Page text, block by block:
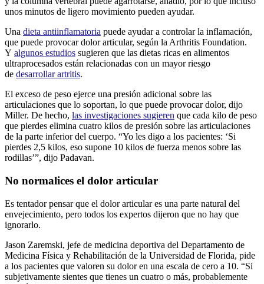
unos minutos de ligero movimiento pueden ayudar.
Una dieta antiinflamatoria puede ayudar a controlar la inflamación,
que puede provocar dolor articular, según la Arthritis Foundation.
Y algunos estudios sugieren que las dietas ricas en alimentos
ultraprocesados están relacionadas con un mayor riesgo
de desarrollar artritis.
El exceso de peso ejerce una presión adicional sobre las
articulaciones que lo soportan, lo que puede provocar dolor, dijo
Miller. De hecho, las investigaciones sugieren que cada kilo de peso
que pierdes elimina cuatro kilos de presión sobre las articulaciones
de la parte inferior del cuerpo. “Yo les digo a los pacientes: ‘Si
pierdes 2,5 kilos, eso supone 10 kilos de fuerza menos sobre las
rodillas’”, dijo Padavan.
No normalices el dolor articular
Es tentador pensar que el dolor articular es una parte natural del
envejecimiento, pero todos los expertos dijeron que no hay que
ignorarlo.
Jason Zaremski, jefe de medicina deportiva del Departamento de
Medicina Física y Rehabilitación de la Universidad de Florida, pide
a los pacientes que valoren su dolor en una escala de cero a 10. “Si
subjetivamente sientes que tienes un cuatro o más, probablemente